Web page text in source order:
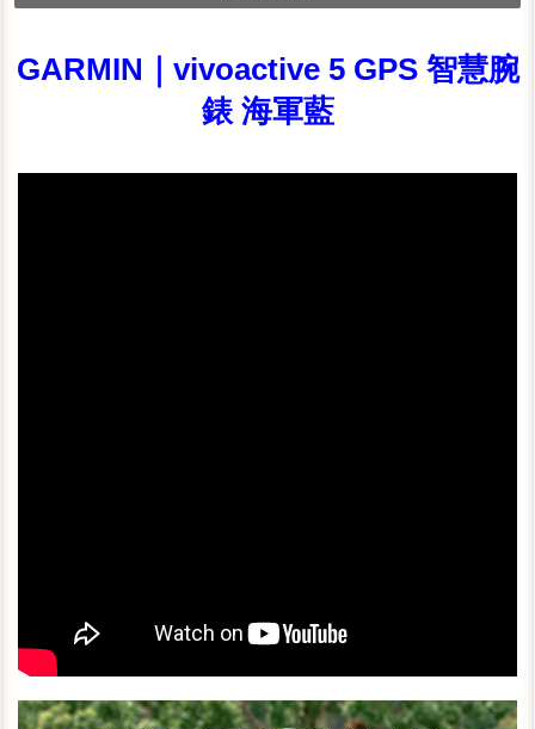
GARMIN｜vivoactive 5 GPS 智慧腕
錶 海軍藍